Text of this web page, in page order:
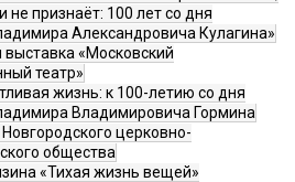
не признаёт: 100 лет со дня
Александровича Кулагина»
выставка «Московский
театр»
жизнь: к 100-летию со дня
Владимировича Гормина
церковно-
общества
«Тихая жизнь вещей»